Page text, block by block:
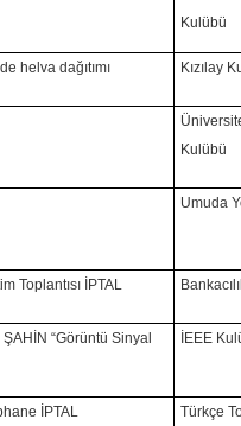
Kulübü
helva dağıtımı Kızılay
Kulübü
Umuda
Toplantısı İPTAL
“Görüntü Sinyal
İEEE
İPTAL Türkçe